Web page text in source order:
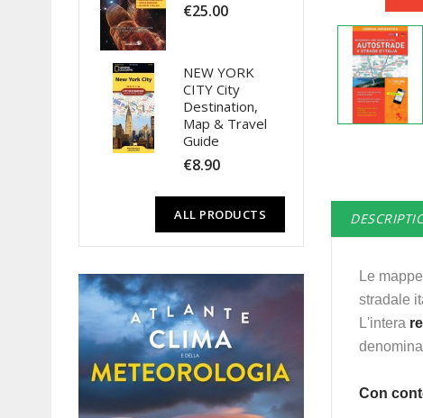
€25.00
NEW YORK
CITY City
Destination,
Map & Travel
Guide
€8.90
ALL PRODUCTS
Le
stradale
L'intera
Con